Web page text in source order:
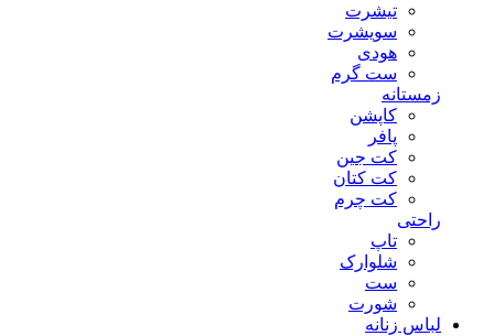
تیشرت
سویشرت
هودی
ست گرم
زمستانه
کاپشن
پافر
کت جین
کت کتان
کت چرم
راحتی
تاپ
شلوارک
ست
شورت
لباس زنانه